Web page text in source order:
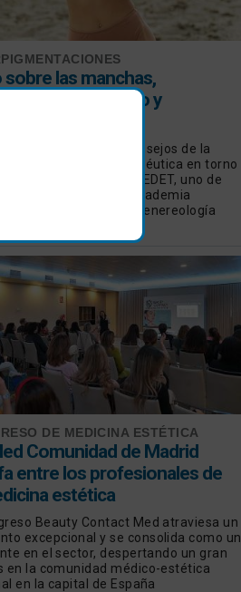
sobre las manchas,
diagnóstico y
las opiniones y consejos de la
Estética y Terapéutica en torno
de manos de GEDET, uno de
de Trabajo de la Academia
de Dermatología y Venereología
DE MEDICINA ESTÉTICA
Comunidad de Madrid
entre los profesionales de
estética
Beauty Contact Med atraviesa un
excepcional y se consolida como un
en el sector, despertando un gran
en la comunidad médico-estética
en la capital de España